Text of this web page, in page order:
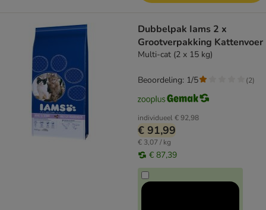
Dubbelpak Iams 2 x
Grootverpakking Kattenvoer
Multi-cat (2 x 15 kg)
individueel€ 92,98
€ 91,99
€ 3,07 / kg
€ 87,39
Beoordeling: 1/5 (2)